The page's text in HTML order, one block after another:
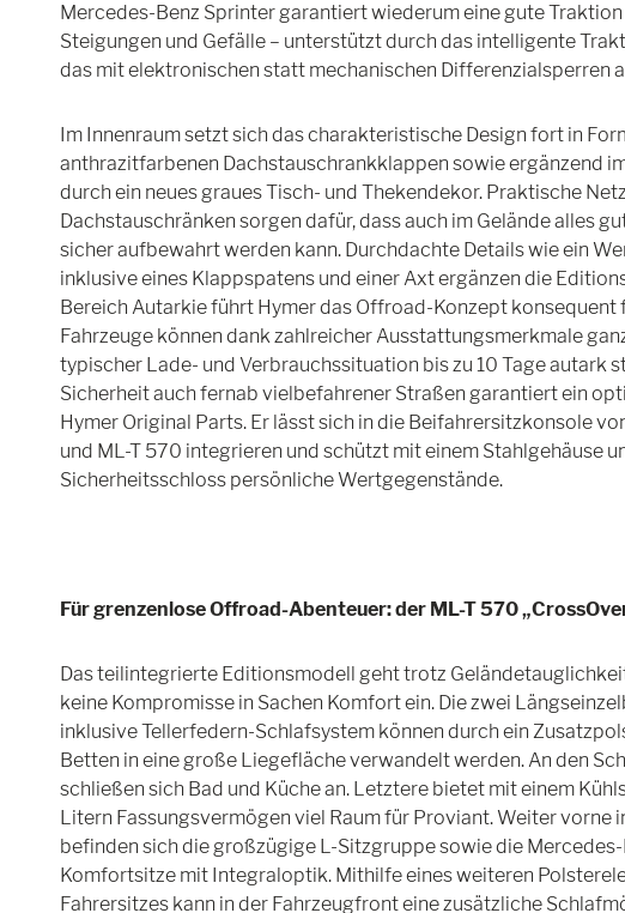
Mercedes-Benz Sprinter garantiert wiederum eine gute Traktion
Steigungen und Gefälle – unterstützt durch das intelligente
das mit elektronischen statt mechanischen Differenzialsperren
Im Innenraum setzt sich das charakteristische Design fort in
anthrazitfarbenen Dachstauschrankklappen sowie ergänzend
durch ein neues graues Tisch- und Thekendekor. Praktische
Dachstauschränken sorgen dafür, dass auch im Gelände alles
sicher aufbewahrt werden kann. Durchdachte Details wie ein
inklusive eines Klappspatens und einer Axt ergänzen die
Bereich Autarkie führt Hymer das Offroad-Konzept konsequent
Fahrzeuge können dank zahlreicher Ausstattungsmerkmale
typischer Lade- und Verbrauchssituation bis zu 10 Tage autark
Sicherheit auch fernab vielbefahrener Straßen garantiert ein
Hymer Original Parts. Er lässt sich in die Beifahrersitzkonsole
und ML-T 570 integrieren und schützt mit einem Stahlgehäuse
Sicherheitsschloss persönliche Wertgegenstände.
Für grenzenlose Offroad-Abenteuer: der ML-T 570
Das teilintegrierte Editionsmodell geht trotz
keine Kompromisse in Sachen Komfort ein. Die zwei
inklusive Tellerfedern-Schlafsystem können durch ein
Betten in eine große Liegefläche verwandelt werden. An den
schließen sich Bad und Küche an. Letztere bietet mit einem
Litern Fassungsvermögen viel Raum für Proviant. Weiter vorne
befinden sich die großzügige L-Sitzgruppe sowie die
Komfortsitze mit Integraloptik. Mithilfe eines weiteren
Fahrersitzes kann in der Fahrzeugfront eine zusätzliche